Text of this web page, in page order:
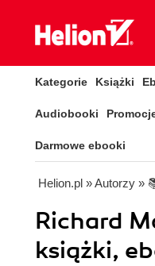
Kategorie Książki
Audiobooki
Darmowe ebooki
Helion.pl » Autorzy »
Richard
książki,